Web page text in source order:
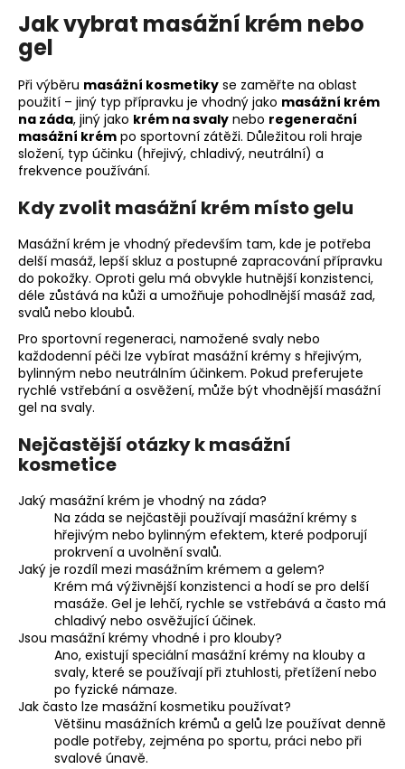
l
a
c
í
p
r
k
v
ý
p
i
u
Jak vybrat masážní krém nebo
gel
Při výběru masážní kosmetiky se zaměřte na oblast
použití – jiný typ přípravku je vhodný jako masážní krém
na záda, jiný jako krém na svaly nebo regenerační
masážní krém po sportovní zátěži. Důležitou roli hraje
složení, typ účinku (hřejivý, chladivý, neutrální) a
frekvence používání.
Kdy zvolit masážní krém místo gelu
Masážní krém je vhodný především tam, kde je potřeba
delší masáž, lepší skluz a postupné zapracování přípravku
do pokožky. Oproti gelu má obvykle hutnější konzistenci,
déle zůstává na kůži a umožňuje pohodlnější masáž zad,
svalů nebo kloubů.
Pro sportovní regeneraci, namožené svaly nebo
každodenní péči lze vybírat masážní krémy s hřejivým,
bylinným nebo neutrálním účinkem. Pokud preferujete
rychlé vstřebání a osvěžení, může být vhodnější masážní
gel na svaly.
Nejčastější otázky k masážní
kosmetice
Jaký masážní krém je vhodný na záda?
Na záda se nejčastěji používají masážní krémy s
hřejivým nebo bylinným efektem, které podporují
prokrvení a uvolnění svalů.
Jaký je rozdíl mezi masážním krémem a gelem?
Krém má výživnější konzistenci a hodí se pro delší
masáže. Gel je lehčí, rychle se vstřebává a často má
chladivý nebo osvěžující účinek.
Jsou masážní krémy vhodné i pro klouby?
Ano, existují speciální masážní krémy na klouby a
svaly, které se používají při ztuhlosti, přetížení nebo
po fyzické námaze.
Jak často lze masážní kosmetiku používat?
Většinu masážních krémů a gelů lze používat denně
podle potřeby, zejména po sportu, práci nebo při
svalové únavě.